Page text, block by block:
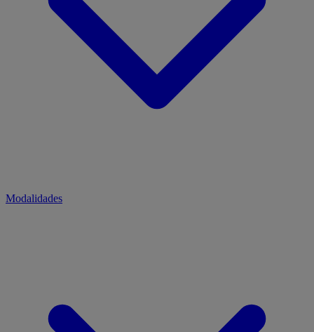
Modalidades